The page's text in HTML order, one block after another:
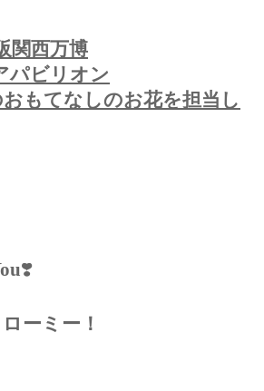
関西万博
パビリオン
もてなしのお花を担当し
❣️
ーミー！